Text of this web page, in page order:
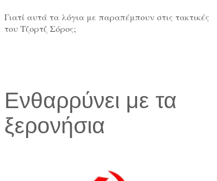
Γιατί αυτά τα λόγια με παραπέμπουν στις τακτικές
του Τζορτζ Σόρος;
Ενθαρρύνει με τα
ξερονήσια